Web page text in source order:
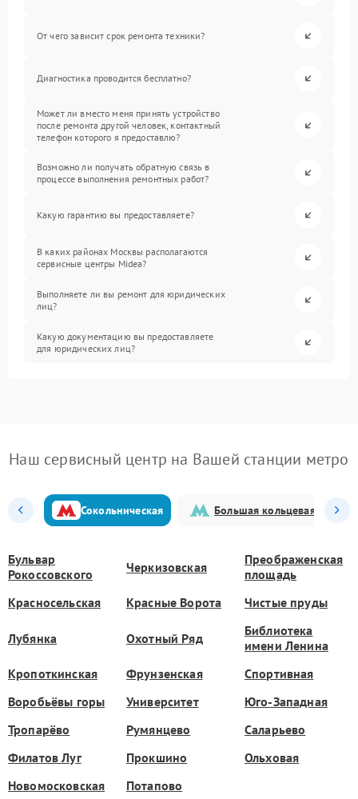
От чего зависит срок ремонта техники?
Диагностика проводится бесплатно?
Может ли вместо меня принять устройство
после ремонта другой человек, контактный
телефон которого я предоставлю?
Возможно ли получать обратную связь в
процессе выполнения ремонтных работ?
Какую гарантию вы предоставляете?
В каких районах Москвы располагаются
сервисные центры Midea?
Выполняете ли вы ремонт для юридических
лиц?
Какую документацию вы предоставляете
для юридических лиц?
Наш сервисный центр на Вашей станции метро
Сокольническая Большая кольцевая
Бульвар
Рокоссовского
Черкизовская
Преображенская
площадь
Красносельская
Красные Ворота Чистые пруды
Лубянка Охотный Ряд
Библиотека
имени Ленина
Кропоткинская
Фрунзенская
Спортивная
Воробьёвы горы
Университет
Юго-Западная
Тропарёво
Румянцево
Саларьево
Филатов Луг
Прокшино
Ольховая
Новомосковская
Потапово